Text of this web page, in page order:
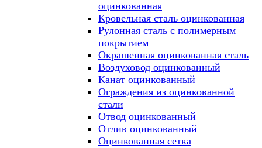
оцинкованная
Кровельная сталь оцинкованная
Рулонная сталь с полимерным
покрытием
Окрашенная оцинкованная сталь
Воздуховод оцинкованный
Канат оцинкованный
Ограждения из оцинкованной
стали
Отвод оцинкованный
Отлив оцинкованный
Оцинкованная сетка